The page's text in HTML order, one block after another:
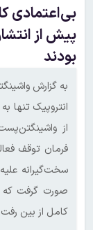
بی‌اعتمادی
بودند
به گزارش
از
فرمان توقف
سخت‌گیرانه
صورت گرفت که
کامل از بین رفت.